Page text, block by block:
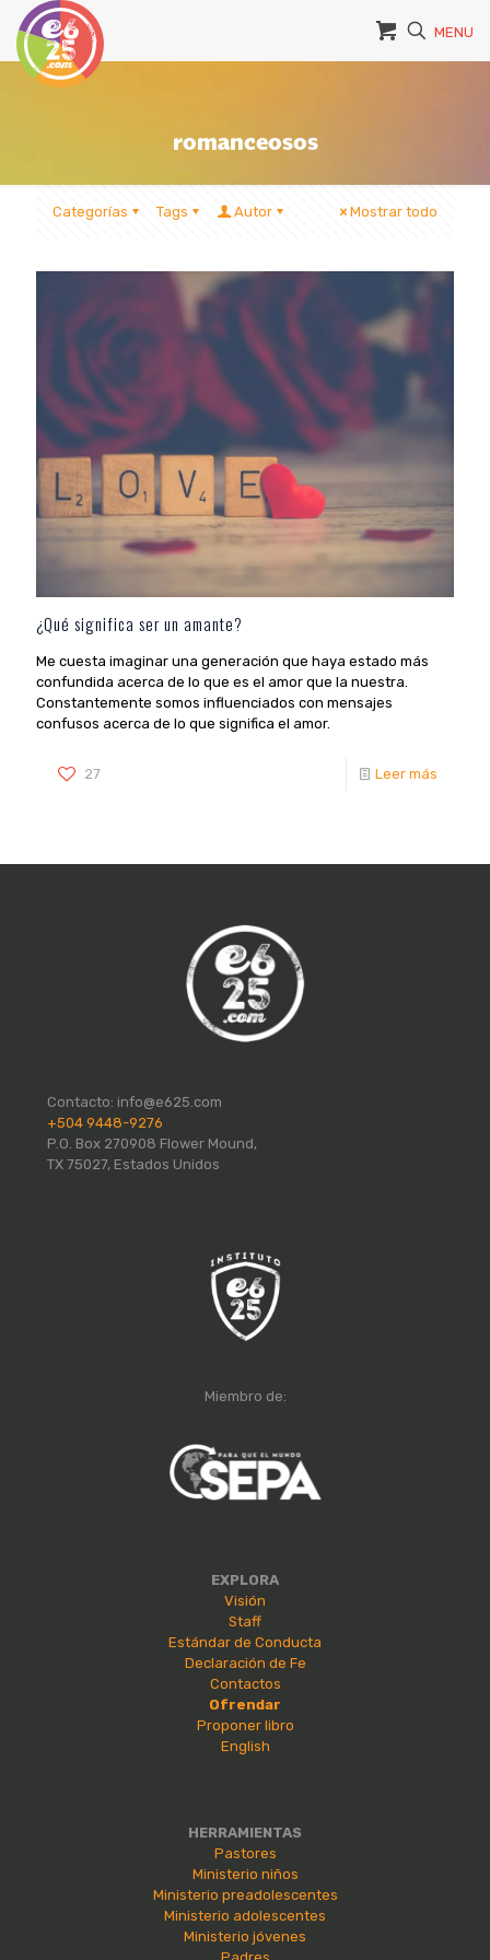
MENU
romanceosos
Categorías Tags Autor Mostrar todo
¿Qué significa ser un amante?
Me cuesta imaginar una generación que haya estado más
confundida acerca de lo que es el amor que la nuestra.
Constantemente somos influenciados con mensajes
confusos acerca de lo que significa el amor.
27 Leer más
Contacto: info@e625.com
+504 9448-9276
P.O. Box 270908 Flower Mound,
TX 75027, Estados Unidos
Miembro de:
EXPLORA
Visión
Staff
Estándar de Conducta
Declaración de Fe
Contactos
Ofrendar
Proponer libro
English
HERRAMIENTAS
Pastores
Ministerio niños
Ministerio preadolescentes
Ministerio adolescentes
Ministerio jóvenes